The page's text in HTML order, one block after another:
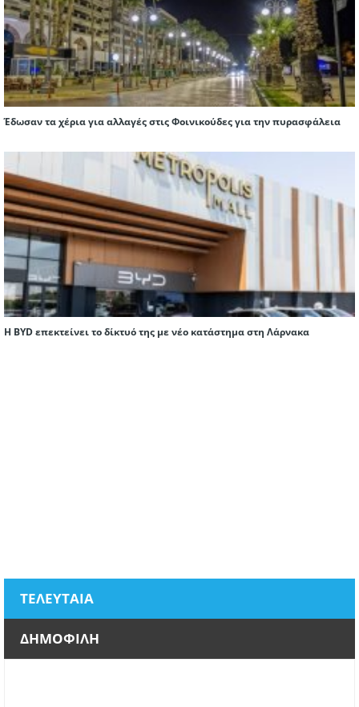
Έδωσαν τα χέρια για αλλαγές στις Φοινικούδες για την πυρασφάλεια
Η BYD επεκτείνει το δίκτυό της με νέο κατάστημα στη Λάρνακα
ΤΕΛΕΥΤΑΙΑ
ΔΗΜΟΦΙΛΗ